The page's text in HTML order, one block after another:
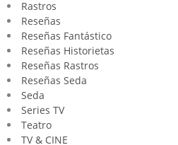
Rastros
Reseñas
Reseñas Fantástico
Reseñas Historietas
Reseñas Rastros
Reseñas Seda
Seda
Series TV
Teatro
TV & CINE